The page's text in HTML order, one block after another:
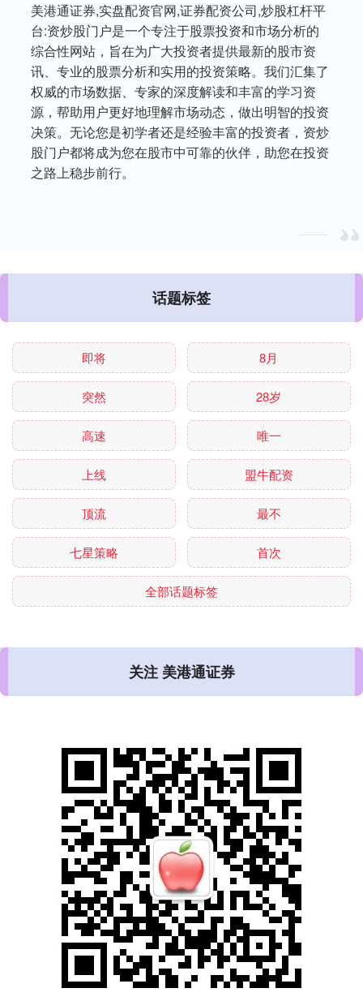
美港通证券,实盘配资官网,证券配资公司,炒股杠杆平
台:资炒股门户是一个专注于股票投资和市场分析的
综合性网站，旨在为广大投资者提供最新的股市资
讯、专业的股票分析和实用的投资策略。我们汇集了
权威的市场数据、专家的深度解读和丰富的学习资
源，帮助用户更好地理解市场动态，做出明智的投资
决策。无论您是初学者还是经验丰富的投资者，资炒
股门户都将成为您在股市中可靠的伙伴，助您在投资
之路上稳步前行。
话题标签
即将 8月
突然 28岁
高速 唯一
上线 盟牛配资
顶流 最不
七星策略 首次
全部话题标签
关注 美港通证券